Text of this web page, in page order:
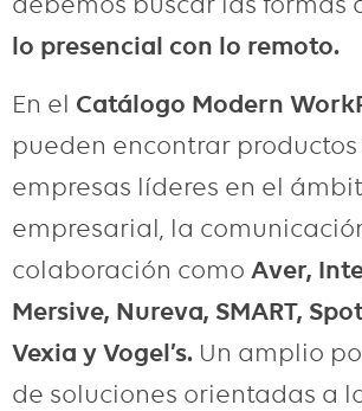
lo presencial con lo remoto.
En el Catálogo Modern
pueden encontrar
empresas líderes en el
empresarial, la
colaboración como Aver,
Mersive, Nureva, SMART,
Vexia y Vogel’s. Un amplio
de soluciones orientadas a